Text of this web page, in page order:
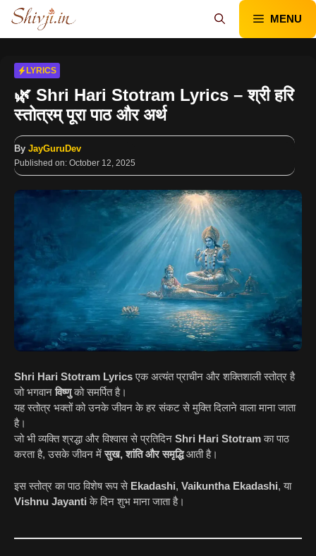
Skip
content
MENU
LYRICS
🌿 Shri Hari Stotram Lyrics – श्री हरि
स्तोत्रम् पूरा पाठ और अर्थ
By JayGuruDev
Published on: October 12, 2025
Shri Hari Stotram Lyricsएक अत्यंत प्राचीन और शक्तिशाली स्तोत्र है
जो भगवानविष्णुको समर्पित है।
यह स्तोत्र भक्तों को उनके जीवन के हर संकट से मुक्ति दिलाने वाला माना जाता
है।
जो भी व्यक्ति श्रद्धा और विश्वास से प्रतिदिन Shri Hari Stotramका पाठ
करता है, उसके जीवन मेंसुख, शांति और समृद्धिआती है।
इस स्तोत्र का पाठ विशेष रूप से Ekadashi, Vaikuntha Ekadashi, या
Vishnu Jayanti के दिन शुभ माना जाता है।